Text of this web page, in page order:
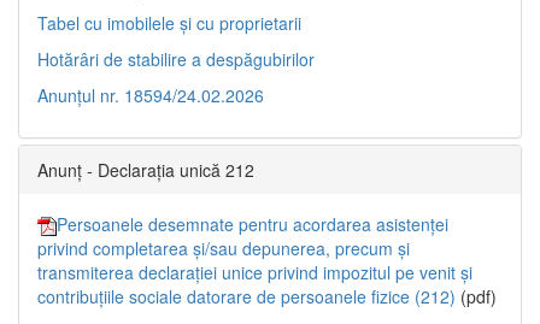
Tabel cu imobilele și cu proprietarii
Hotărâri de stabilire a despăgubirilor
Anunțul nr. 18594/24.02.2026
Anunț - Declarația unică 212
Persoanele desemnate pentru acordarea asistenței
privind completarea și/sau depunerea, precum și
transmiterea declarației unice privind impozitul pe venit și
contribuțiile sociale datorare de persoanele fizice (212) (pdf)